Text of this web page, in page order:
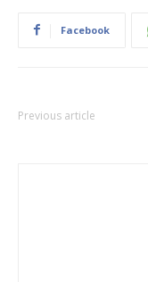
Facebook
Previous article